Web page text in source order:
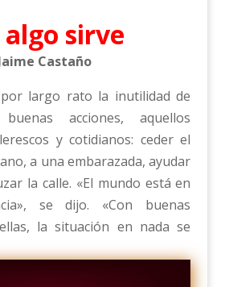
algo sirve
Castaño
largo rato la inutilidad de
acciones, aquellos
y cotidianos: ceder el
a una embarazada, ayudar
la calle. «El mundo está en
se dijo. «Con buenas
la situación en nada se